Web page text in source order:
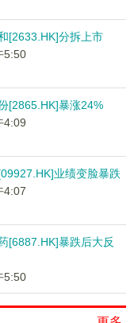
[2633.HK]分拆上市
5:50
[2865.HK]暴涨24%
4:09
业绩变脸暴跌
4:07
[6887.HK]暴跌后大反
5:50